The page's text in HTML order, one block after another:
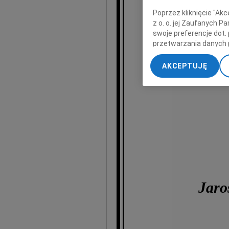
Poprzez kliknięcie
z o. o. jej Zaufanych
swoje preferencje dot.
przetwarzania danych
„Ustawienia
My, nasi Zaufani
dokładnych danych
Przechowywanie
AKCEPTUJĘ